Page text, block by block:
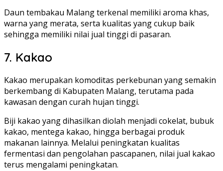
Daun tembakau Malang terkenal memiliki aroma khas,
warna yang merata, serta kualitas yang cukup baik
sehingga memiliki nilai jual tinggi di pasaran.
7. Kakao
Kakao merupakan komoditas perkebunan yang semakin
berkembang di Kabupaten Malang, terutama pada
kawasan dengan curah hujan tinggi.
Biji kakao yang dihasilkan diolah menjadi cokelat, bubuk
kakao, mentega kakao, hingga berbagai produk
makanan lainnya. Melalui peningkatan kualitas
fermentasi dan pengolahan pascapanen, nilai jual kakao
terus mengalami peningkatan.